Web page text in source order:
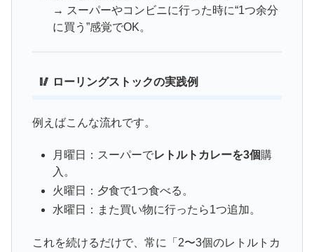
→ スーパーやコンビニに行った時に“1つ余分
に買う”感覚でOK。
🥢 ローリングストックの実践例
例えばこんな流れです。
月曜日：スーパーでレトルトカレーを3個購
入。
火曜日：夕食で1つ食べる。
水曜日：また買い物に行ったら1つ追加。
これを続けるだけで、常に「2〜3個のレトルトカ